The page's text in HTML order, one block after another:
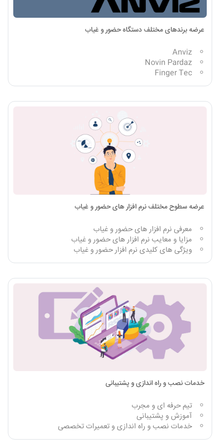
عرضه برند‌های مختلف دستگاه حضور و غیاب
Anviz
Novin Pardaz
Finger Tec
عرضه سطوح مختلف نرم افزار های حضور و غیاب
معرفی نرم افزار های حضور و غیاب
مزایا و معایب نرم افزار های حضور و غیاب
ویژگی های کلیدی نرم افزار حضور و غیاب
خدمات نصب و راه اندازی و پشتیبانی
تیم حرفه ای و مجرب
آموزش و پشتیبانی
خدمات نصب و راه اندازی و تعمیرات تخصصی